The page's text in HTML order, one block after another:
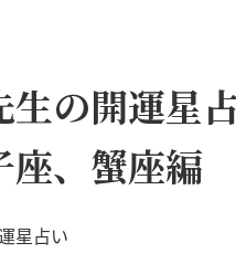
生の開運星
座、蟹座編
星占い